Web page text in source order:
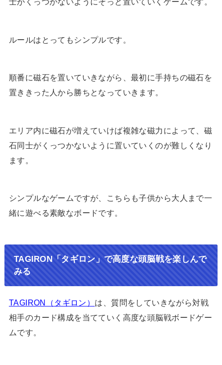
ルールはとってもシンプルです。
順番に磁石を置いていきながら、最初に手持ちの磁石を
置ききった人から勝ちとなっていきます。
エリア内に磁石が増えていけば複雑な磁力によって、磁
石同士がくっつかないように置いていくのが難しくなり
ます。
シンプルなゲームですが、こちらも子供から大人まで一
緒に遊べる素敵なボードです。
TAGIRON「タギロン」で高度な頭脳戦を楽しんで
みる
TAGIRON（タギロン） は、質問をしていきながら対戦
相手のカード構成を当てていく高度な頭脳戦ボードゲー
ムです。